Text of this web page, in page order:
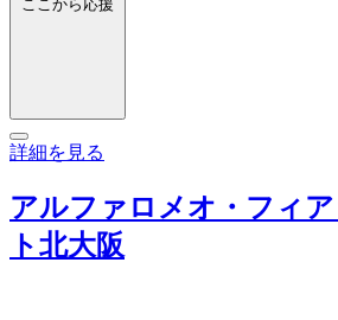
ここから応援
詳細を見る
アルファロメオ・フィ
ト北大阪